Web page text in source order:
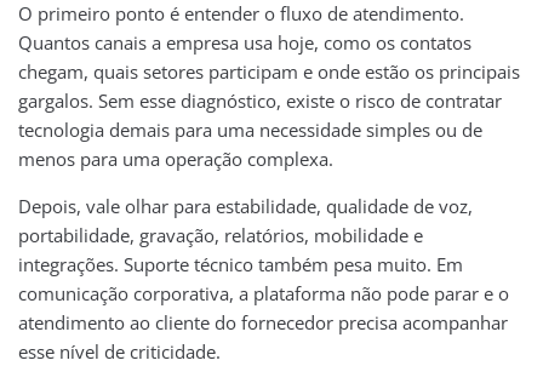
O primeiro ponto é entender o fluxo de atendimento.
Quantos canais a empresa usa hoje, como os contatos
chegam, quais setores participam e onde estão os principais
gargalos. Sem esse diagnóstico, existe o risco de contratar
tecnologia demais para uma necessidade simples ou de
menos para uma operação complexa.
Depois, vale olhar para estabilidade, qualidade de voz,
portabilidade, gravação, relatórios, mobilidade e
integrações. Suporte técnico também pesa muito. Em
comunicação corporativa, a plataforma não pode parar e o
atendimento ao cliente do fornecedor precisa acompanhar
esse nível de criticidade.